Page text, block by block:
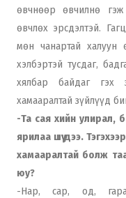
өвчнөөр өвчилнө
өвчлөх эрсдэлтэй.
мөн чанартай халуун
хэлбэртэй тусдаг,
хялбар байдаг гэх
хамааралтай зүйлүүд
-Та сая хийн улирал,
ярилаа шүү дээ.
хамааралтай болж
юу?
-Нар, сар, од,